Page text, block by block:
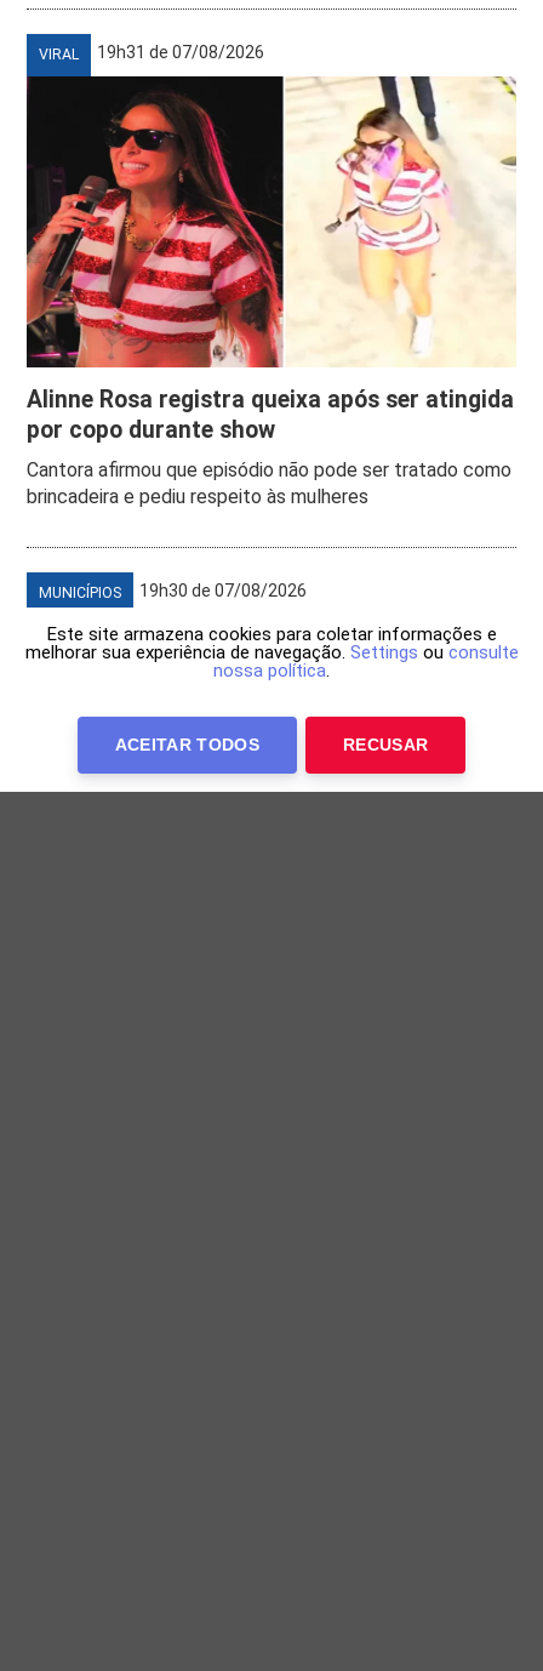
VIRAL 19h31 de 07/08/2026
Alinne Rosa registra queixa após ser atingida
por copo durante show
Cantora afirmou que episódio não pode ser tratado como
brincadeira e pediu respeito às mulheres
MUNICÍPIOS 19h30 de 07/08/2026
Este site armazena cookies para coletar informações e
melhorar sua experiência de navegação. Settings ou consulte
nossa política.
ACEITAR TODOS RECUSAR